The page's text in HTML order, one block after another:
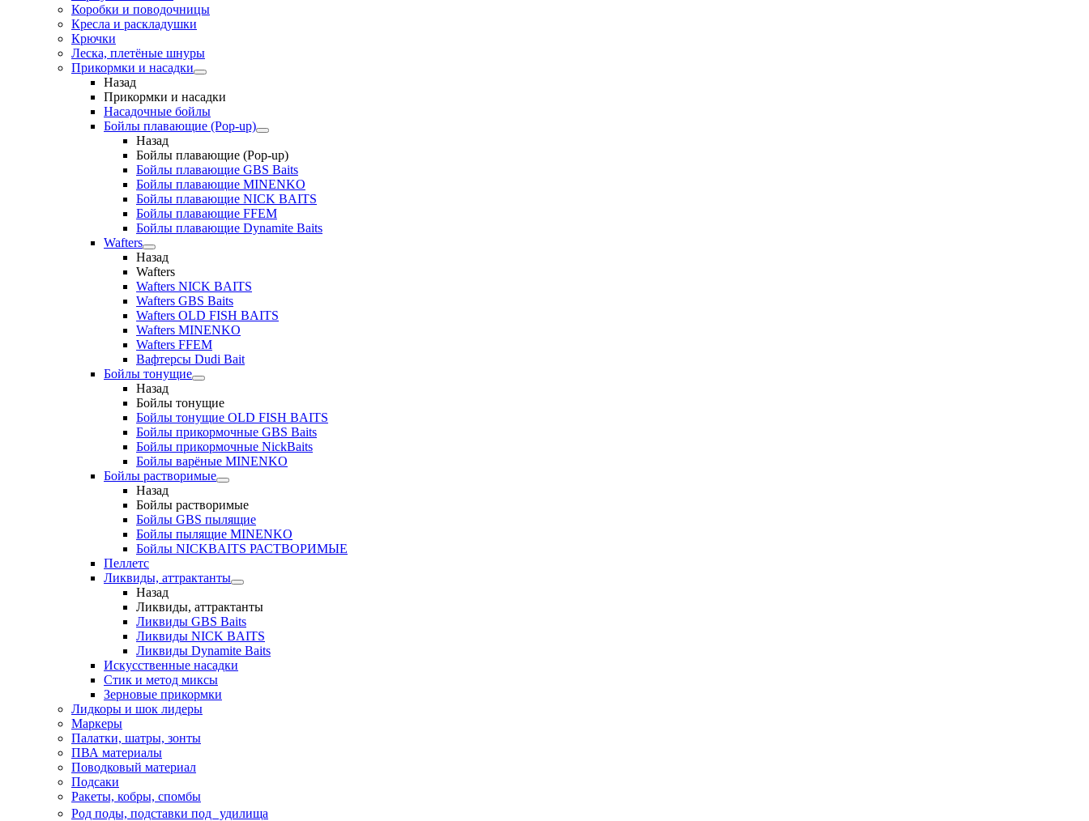
Коробки и поводочницы
Кресла и раскладушки
Крючки
Леска, плетёные шнуры
Прикормки и насадки
Назад
Прикормки и насадки
Насадочные бойлы
Бойлы плавающие (Pop-up)
Назад
Бойлы плавающие (Pop-up)
Бойлы плавающие GBS Baits
Бойлы плавающие MINENKO
Бойлы плавающие NICK BAITS
Бойлы плавающие FFEM
Бойлы плавающие Dynamite Baits
Wafters
Назад
Wafters
Wafters NICK BAITS
Wafters GBS Baits
Wafters OLD FISH BAITS
Wafters MINENKO
Wafters FFEM
Вафтерсы Dudi Bait
Бойлы тонущие
Назад
Бойлы тонущие
Бойлы тонущие OLD FISH BAITS
Бойлы прикормочные GBS Baits
Бойлы прикормочные NickBaits
Бойлы варёные MINENKO
Бойлы растворимые
Назад
Бойлы растворимые
Бойлы GBS пылящие
Бойлы пылящие MINENKO
Бойлы NICKBAITS РАСТВОРИМЫЕ
Пеллетс
Ликвиды, аттрактанты
Назад
Ликвиды, аттрактанты
Ликвиды GBS Baits
Ликвиды NICK BAITS
Ликвиды Dynamite Baits
Искусственные насадки
Стик и метод миксы
Зерновые прикормки
Лидкоры и шок лидеры
Маркеры
Палатки, шатры, зонты
ПВА материалы
Поводковый материал
Подсаки
Ракеты, кобры, спомбы
Род поды, подставки под удилища